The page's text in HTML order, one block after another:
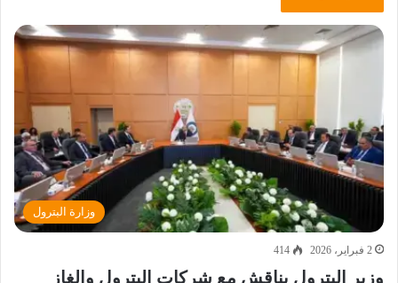
وزارة البترول
2 فبراير، 2026 414
وزير البترول يناقش مع شركات البترول والغاز